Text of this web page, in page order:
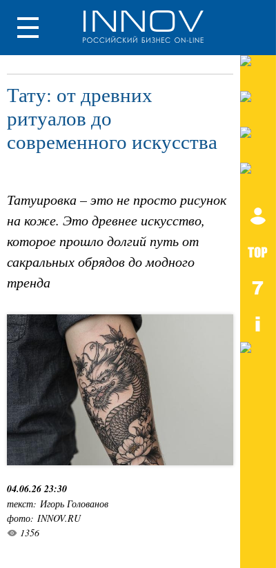
Тату: от древних
ритуалов до
современного искусства
Татуировка – это не просто рисунок
на коже. Это древнее искусство,
которое прошло долгий путь от
сакральных обрядов до модного
тренда
04.06.26 23:30
текст: Игорь Голованов
фото: INNOV.RU
1356